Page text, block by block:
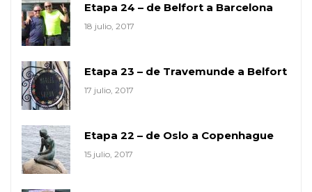
Etapa 24 – de Belfort a Barcelona
18 julio, 2017
Etapa 23 – de Travemunde a Belfort
17 julio, 2017
Etapa 22 – de Oslo a Copenhague
15 julio, 2017